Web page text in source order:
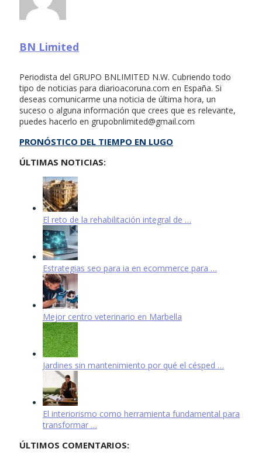
BN Limited
Periodista del GRUPO BNLIMITED N.W. Cubriendo todo
tipo de noticias para diarioacoruna.com en España. Si
deseas comunicarme una noticia de última hora, un
suceso o alguna información que crees que es relevante,
puedes hacerlo en grupobnlimited@gmail.com
PRONÓSTICO DEL TIEMPO EN LUGO
ÚLTIMAS NOTICIAS:
El reto de la rehabilitación integral de …
Estrategias seo para ia en ecommerce para …
Mejor centro veterinario en Marbella
Jardines sin mantenimiento por qué el césped …
El interiorismo como herramienta fundamental para
transformar …
ÚLTIMOS COMENTARIOS: